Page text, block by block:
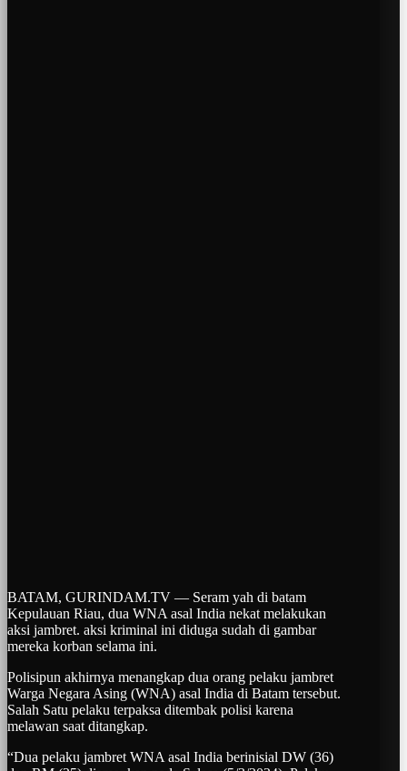
BATAM, GURINDAM.TV — Seram yah di batam
Kepulauan Riau, dua WNA asal India nekat melakukan
aksi jambret. aksi kriminal ini diduga sudah di gambar
mereka korban selama ini.
Polisipun akhirnya menangkap dua orang pelaku jambret
Warga Negara Asing (WNA) asal India di Batam tersebut.
Salah Satu pelaku terpaksa ditembak polisi karena
melawan saat ditangkap.
“Dua pelaku jambret WNA asal India berinisial DW (36)